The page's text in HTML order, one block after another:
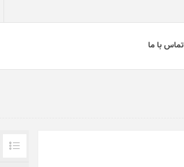
تماس با ما